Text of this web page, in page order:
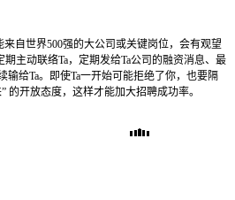
自世界500强的大公司或关键岗位，会有观望
主动联络Ta，定期发给Ta公司的融资消息、最
输给Ta。即使Ta一开始可能拒绝了你，也要隔
的开放态度，这样才能加大招聘成功率。